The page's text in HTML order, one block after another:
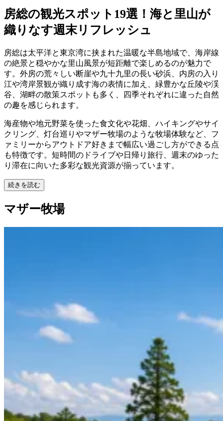
房総の観光スポット19選！海と里山が
織りなす週末リフレッシュ
房総は太平洋と東京湾に挟まれた温暖な半島地域で、海岸線
の絶景と穏やかな里山風景が短距離で楽しめるのが魅力で
す。外房の荒々しい断崖や九十九里の長い砂浜、内房の入り
江や湾岸景観が織り成す海の表情に加え、緑豊かな丘陵や渓
谷、湖畔の散策スポットも多く、四季それぞれに違った自然
の趣を感じられます。
海産物や地元野菜を使った食文化や花畑、ハイキングやサイ
クリング、灯台巡りやマザー牧場のような牧場体験など、フ
ァミリーからアウトドア好きまで幅広い過ごし方ができる点
も特徴です。短時間のドライブや日帰り旅行、週末のゆった
り滞在に向いた多彩な観光資源が揃っています。
続きを読む
マザー牧場